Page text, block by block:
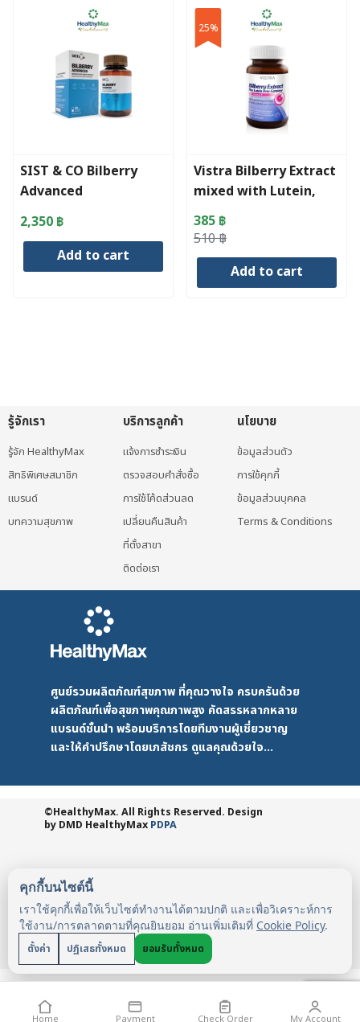
SIST & CO Bilberry
Advanced
2,350 ฿
Add to cart
25%
Vistra Bilberry Extract
mixed with Lutein,
Beta-Carotene and
Vitamin E
510฿
Original
price
385 ฿
Current
price
Add to cart
คุกกี้บนไซต์นี้
เราใช้คุกกี้เพื่อให้เว็บไซต์ทำงานได้ตามปกติ และเพื่อวิเคราะห์การ
ใช้งาน/การตลาดตามที่คุณยินยอม อ่านเพิ่มเติมที่ Cookie Policy.
ตั้งค่า ปฏิเสธทั้งหมด ยอมรับทั้งหมด
รู้จักเรา
รู้จัก HealthyMax
สิทธิพิเศษสมาชิก
แบรนด์
บทความสุขภาพ
บริการลูกค้า
แจ้งการชำระเงิน
ตรวจสอบคำสั่งซื้อ
การใช้โค้ดส่วนลด
เปลี่ยนคืนสินค้า
ที่ตั้งสาขา
ติดต่อเรา
นโยบาย
ข้อมูลส่วนตัว
การใช้คุกกี้
ข้อมูลส่วนบุคคล
Terms & Conditions
ศูนย์รวมผลิตภัณฑ์สุขภาพ ที่คุณวางใจ ครบครันด้วย
ผลิตภัณฑ์เพื่อสุขภาพคุณภาพสูง คัดสรรหลากหลาย
แบรนด์ชั้นนำ พร้อมบริการโดยทีมงานผู้เชี่ยวชาญ
และให้คำปรึกษาโดยเภสัชกร ดูแลคุณด้วยใจ...
©HealthyMax. All Rights Reserved. Design
by DMD HealthyMax PDPA
Home Payment Check Order My Account